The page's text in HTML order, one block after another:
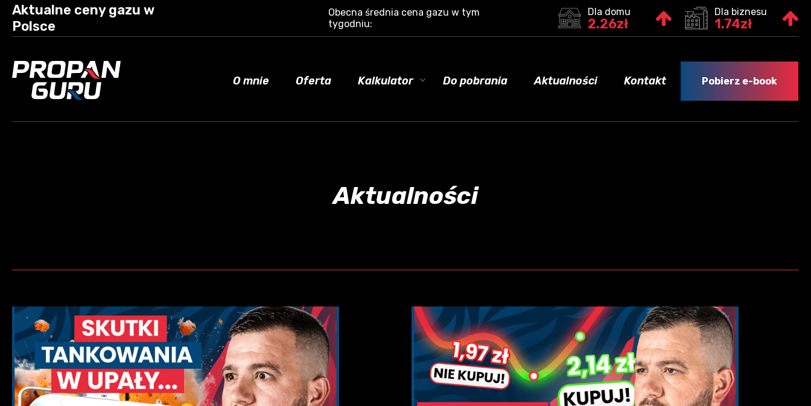
Aktualne ceny gazu w
Polsce
Obecna średnia cena gazu w tym
tygodniu:
Dla domu
2.26zł
Dla biznesu
1.74zł
O mnie Oferta Kalkulator Do pobrania Aktualności Kontakt Pobierz e-book
Aktualności